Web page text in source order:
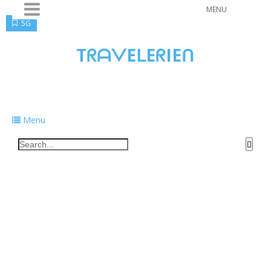
MENU
TᖇᗩᐯEᒪEᖇIEᑎ
Menu
5G